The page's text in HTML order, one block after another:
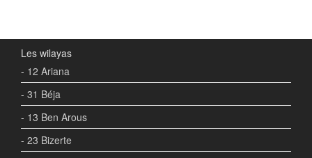
Les wilayas
- 12 Ariana
- 31 Béja
- 13 Ben Arous
- 23 Bizerte